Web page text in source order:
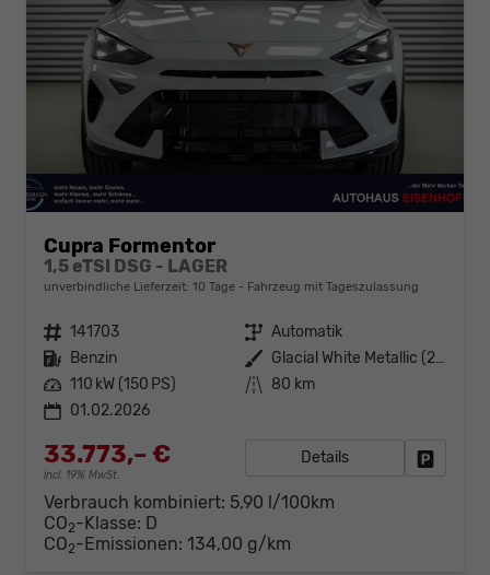
Cupra Formentor
1,5 eTSI DSG - LAGER
unverbindliche Lieferzeit: 10 Tage Fahrzeug mit Tageszulassung
Fahrzeugnr. 141703 Getriebe Automatik
Kraftstoff Benzin Außenfarbe
Glacial White Metallic (2Y)
Leistung 110 kW (150 PS) Kilometerstand 80 km
01.02.2026
33.773,– €
incl. 19% MwSt.
Details
Verbrauch kombiniert: 5,90 l/100km
CO2-Klasse: D
CO2-Emissionen: 134,00 g/km